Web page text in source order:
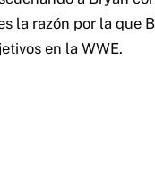
la razón por la que
en la WWE.